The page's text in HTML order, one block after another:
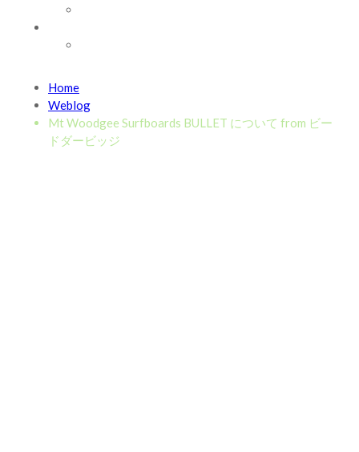
2026/7/28 御前崎方面 よれ入ったダンパー多め
年7月28日
2026/6/4 静波 風弱く見た目よりできました
Home
Weblog
Mt Woodgee Surfboards BULLET について from ビー
ドダービッジ